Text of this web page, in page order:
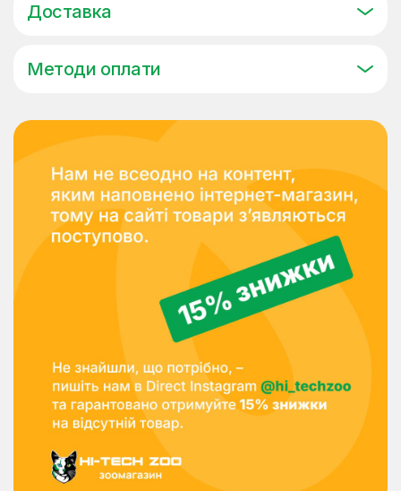
Доставка
Методи оплати